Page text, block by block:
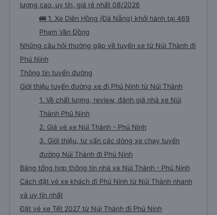
lượng cao, uy tín, giá rẻ nhất 08/2026
🚌 1. Xe Diên Hồng (Đà Nẵng) khởi hành tại 469
Phạm Văn Đồng
Những câu hỏi thường gặp về tuyến xe từ Núi Thành đi
Phú Ninh
Thông tin tuyến đường
Giới thiệu tuyến đường xe đi Phú Ninh từ Núi Thành
1. Về chất lượng, review, đánh giá nhà xe Núi
Thành Phú Ninh
2. Giá vé xe Núi Thành - Phú Ninh
3. Giới thiệu, tư vấn các dòng xe chạy tuyến
đường Núi Thành đi Phú Ninh
Bảng tổng hợp thông tin nhà xe Núi Thành - Phú Ninh
Cách đặt vé xe khách đi Phú Ninh từ Núi Thành nhanh
và uy tín nhất
Đặt vé xe Tết 2027 từ Núi Thành đi Phú Ninh